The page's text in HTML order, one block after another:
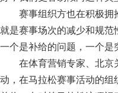
赛事组织方也在积极
就是赛事场次的减少和规范
一个是补给的问题，一个
在体育营销专家、北京
动，在马拉松赛事活动的